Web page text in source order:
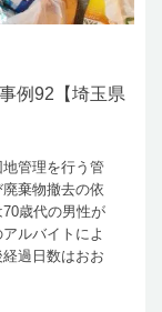
例92【埼玉県
管理を行う管
棄物撤去の依
歳代の男性が
ルバイトによ
過日数はおお